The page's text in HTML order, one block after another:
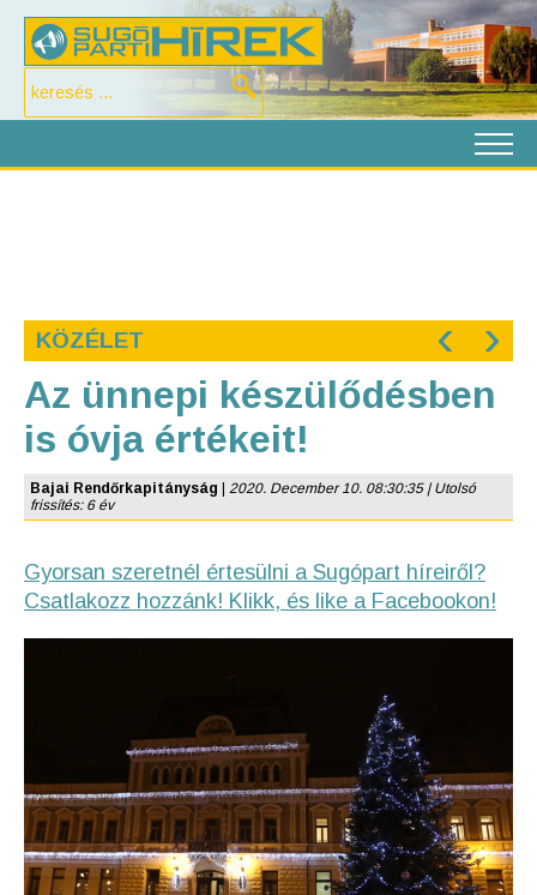
KÖZÉLET ‹ ›
Az ünnepi készülődésben
is óvja értékeit!
Bajai Rendőrkapitányság
2020. December 10. 08:30:35 | Utolsó
frissítés: 6 év
Gyorsan szeretnél értesülni a Sugópart híreiről?
Csatlakozz hozzánk! Klikk, és like a Facebookon!